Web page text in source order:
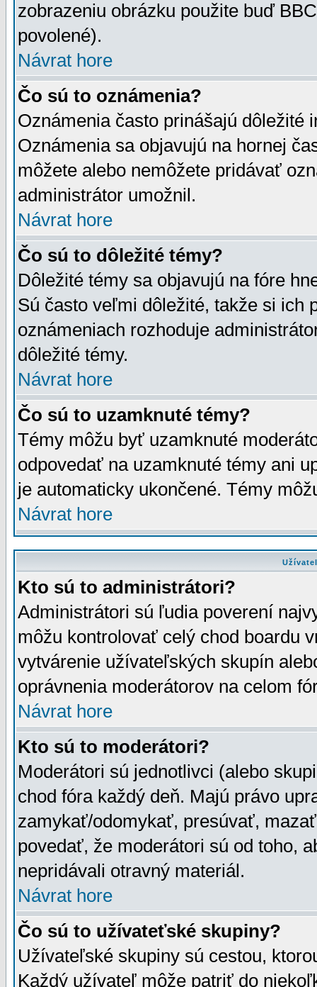
zobrazeniu obrázku použite buď
povolené).
Návrat hore
Čo sú to oznámenia?
Oznámenia často prinášajú dôležité
Oznámenia sa objavujú na hornej
môžete alebo nemôžete pridávať
administrátor umožnil.
Návrat hore
Čo sú to dôležité témy?
Dôležité témy sa objavujú na fóre
Sú často veľmi dôležité, takže si ich
oznámeniach rozhoduje
dôležité témy.
Návrat hore
Čo sú to uzamknuté témy?
Témy môžu byť uzamknuté
odpovedať na uzamknuté témy ani
je automaticky ukončené. Témy
Návrat hore
Kto sú to administrátori?
Administrátori sú ľudia poverení
môžu kontrolovať celý chod boardu
vytvárenie užívateľských skupín
oprávnenia moderátorov na celom
Návrat hore
Kto sú to moderátori?
Moderátori sú jednotlivci (alebo
chod fóra každý deň. Majú právo
zamykať/odomykať, presúvať,
povedať, že moderátori sú od toho,
nepridávali otravný materiál.
Návrat hore
Čo sú to užívateťské skupiny?
Užívateľské skupiny sú cestou,
Každý užívateľ môže patriť do